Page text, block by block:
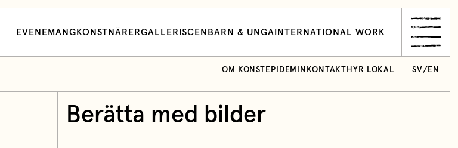
EVENEMANG KONSTNÄRERGALLERI SCEN BARN & UNGA INTERNATIONAL WORK
OM KONSTEPIDEMIN KONTAKT HYR LOKAL SV/ EN
Berätta med bilder